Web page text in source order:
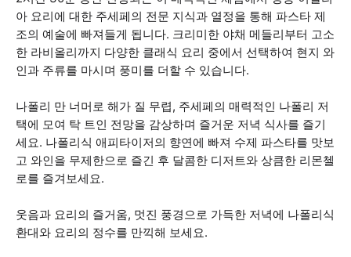
아 요리에 대한 주세페의 전문 지식과 열정을 통해 파스타 제
조의 예술에 빠져들게 됩니다. 크리미한 야채 메들리부터 고소
한 라비올리까지 다양한 클래식 요리 중에서 선택하여 현지 와
인과 주류를 마시며 풍미를 더할 수 있습니다.
나폴리 만 너머로 해가 질 무렵, 주세페의 매력적인 나폴리 저
택에 모여 탁 트인 전망을 감상하며 즐거운 저녁 식사를 즐기
세요. 나폴리식 애피타이저의 향연에 빠져 수제 파스타를 맛보
고 와인을 무제한으로 즐긴 후 달콤한 디저트와 상큼한 리몬첼
로를 즐겨보세요.
웃음과 요리의 즐거움, 멋진 풍경으로 가득한 저녁에 나폴리식
환대와 요리의 정수를 만끽해 보세요.